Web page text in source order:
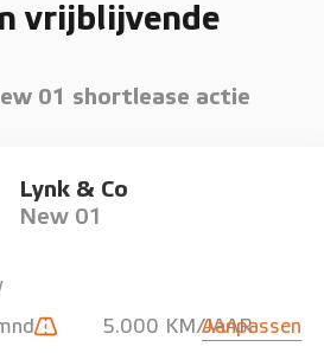
vrijblijvende
01 shortlease actie
Lynk & Co
New 01
5.000 KM/JAARAanpassen